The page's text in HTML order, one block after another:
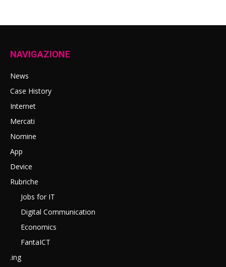
NAVIGAZIONE
News
Case History
Internet
Mercati
Nomine
App
Device
Rubriche
Jobs for IT
Digital Communication
Economics
FantaICT
.ing